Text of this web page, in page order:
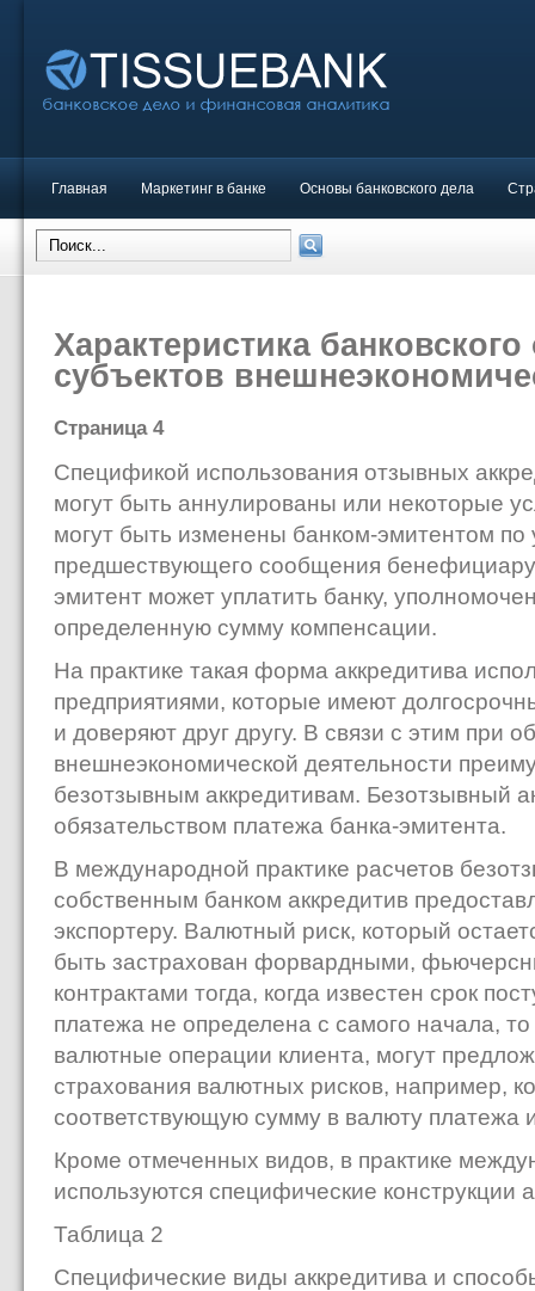
Главная Маркетинг в банке Основы банковского дела
Характеристика
субъектов
Страница 4
Спецификой использования отзывных
могут быть аннулированы или некоторые
могут быть изменены банком-эмитентом по
предшествующего сообщения
эмитент может уплатить банку,
определенную сумму компенсации.
На практике такая форма аккредитива
предприятиями, которые имеют
и доверяют друг другу. В связи с этим при
внешнеэкономической деятельности
безотзывным аккредитивам. Безотзывный
обязательством платежа банка-эмитента.
В международной практике расчетов
собственным банком аккредитив
экспортеру. Валютный риск, который
быть застрахован форвардными,
контрактами тогда, когда известен срок
платежа не определена с самого начала,
валютные операции клиента, могут
страхования валютных рисков, например,
соответствующую сумму в валюту платежа
Кроме отмеченных видов, в практике
используются специфические конструкции
Таблица 2
Специфические виды аккредитива и